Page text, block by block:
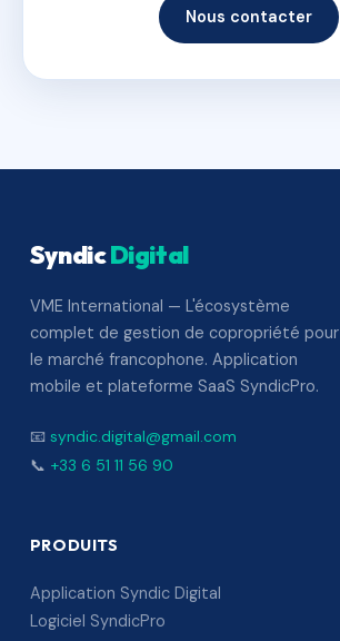
Nous contacter
SyndicDigital
VME International — L'écosystème
complet de gestion de copropriété pour
le marché francophone. Application
mobile et plateforme SaaS SyndicPro.
📧 syndic.digital@gmail.com
📞 +33 6 51 11 56 90
PRODUITS
Application Syndic Digital
Logiciel SyndicPro